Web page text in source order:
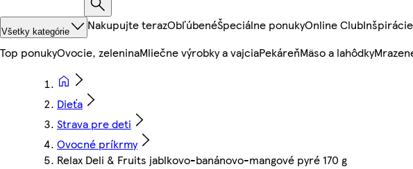
Všetky kategórie Nakupujte terazObľúbenéŠpeciálne ponukyOnline ClubInšpirácie
Top ponukyOvocie, zeleninaMliečne výrobky a vajciaPekáreňMäso a lahôdky
Dieťa
Strava pre deti
Ovocné príkrmy
Relax Deli & Fruits jablkovo-banánovo-mangové pyré 170 g